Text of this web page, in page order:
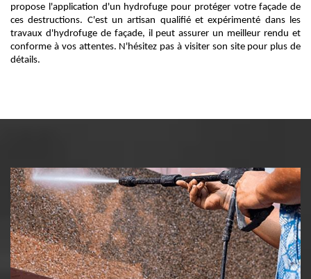
propose l'application d'un hydrofuge pour protéger votre façade de
ces destructions. C'est un artisan qualifié et expérimenté dans les
travaux d'hydrofuge de façade, il peut assurer un meilleur rendu et
conforme à vos attentes. N'hésitez pas à visiter son site pour plus de
détails.